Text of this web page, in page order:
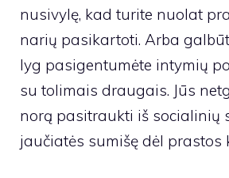
nusivylę, kad turite nuolat
narių pasikartoti. Arba
lyg pasigentumėte intymių
su tolimais draugais. Jūs
norą pasitraukti iš socialinių
jaučiatės sumišę dėl prastos